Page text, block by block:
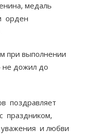
медаль
орден
при выполнении
не дожил до
праздником,
уважения и любви